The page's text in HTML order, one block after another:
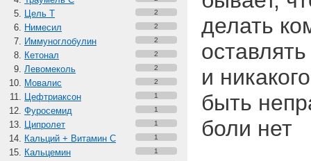
Цель Т 2
Нимесил 2
Иммуноглобулин 2
Кетонал 2
Левомеколь 2
Мовалис 2
Цефтриаксон 1
Фуросемид 1
Ципролет 1
Кальций + Витамин C 1
Кальцемин 1
делать
и
быть
боли нет